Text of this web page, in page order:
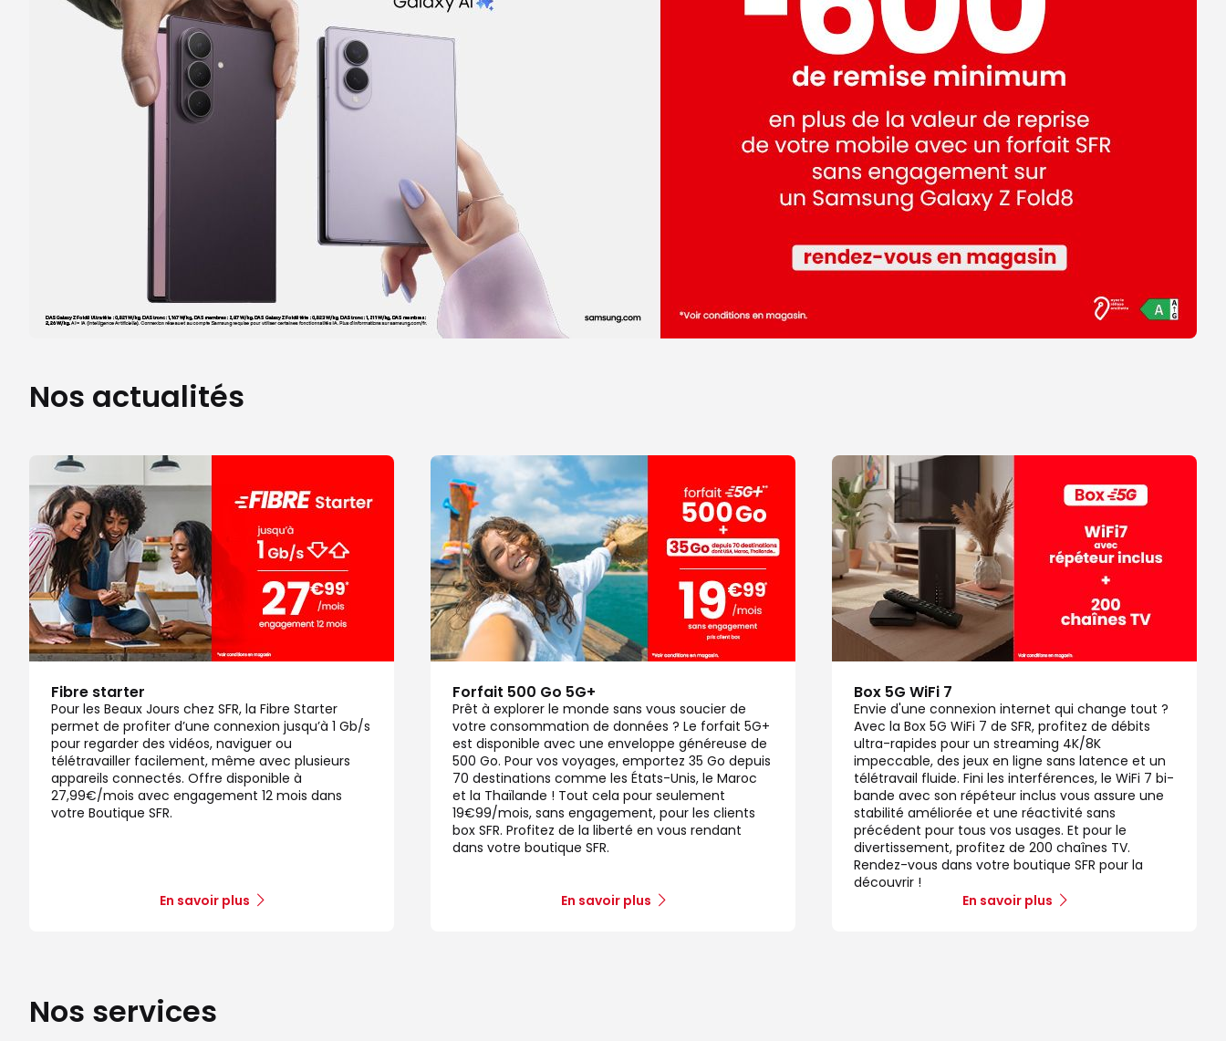
Itinéraire
Prendre rendez-vous
Voir la boutique
Boutique SFR Metz St Jacques
Prendre rendez-vous
Voir la boutique
Nos actualités
Fibre starter
Pour les Beaux Jours chez SFR, la Fibre Starter
permet de profiter d’une connexion jusqu’à 1 Gb/s
pour regarder des vidéos, naviguer ou
télétravailler facilement, même avec plusieurs
appareils connectés. Offre disponible à
27,99€/mois avec engagement 12 mois dans
votre Boutique SFR.
En savoir plus
Forfait 500 Go 5G+
Prêt à explorer le monde sans vous soucier de
votre consommation de données ? Le forfait 5G+
est disponible avec une enveloppe généreuse de
500 Go. Pour vos voyages, emportez 35 Go depuis
70 destinations comme les États-Unis, le Maroc
et la Thaïlande ! Tout cela pour seulement
19€99/mois, sans engagement, pour les clients
box SFR. Profitez de la liberté en vous rendant
dans votre boutique SFR.
En savoir plus
Box 5G WiFi 7
Envie d'une connexion internet qui change tout ?
Avec la Box 5G WiFi 7 de SFR, profitez de débits
ultra-rapides pour un streaming 4K/8K
impeccable, des jeux en ligne sans latence et un
télétravail fluide. Fini les interférences, le WiFi 7 bi-
bande avec son répéteur inclus vous assure une
stabilité améliorée et une réactivité sans
précédent pour tous vos usages. Et pour le
divertissement, profitez de 200 chaînes TV.
Rendez-vous dans votre boutique SFR pour la
découvrir !
En savoir plus
Nos services